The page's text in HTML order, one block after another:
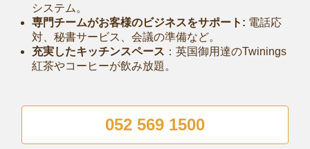
システム。
専門チームがお客様のビジネスをサポート: 電話応
対、秘書サービス、会議の準備など。
充実したキッチンスペース ：英国御用達のTwinings
紅茶やコーヒーが飲み放題。
052 569 1500